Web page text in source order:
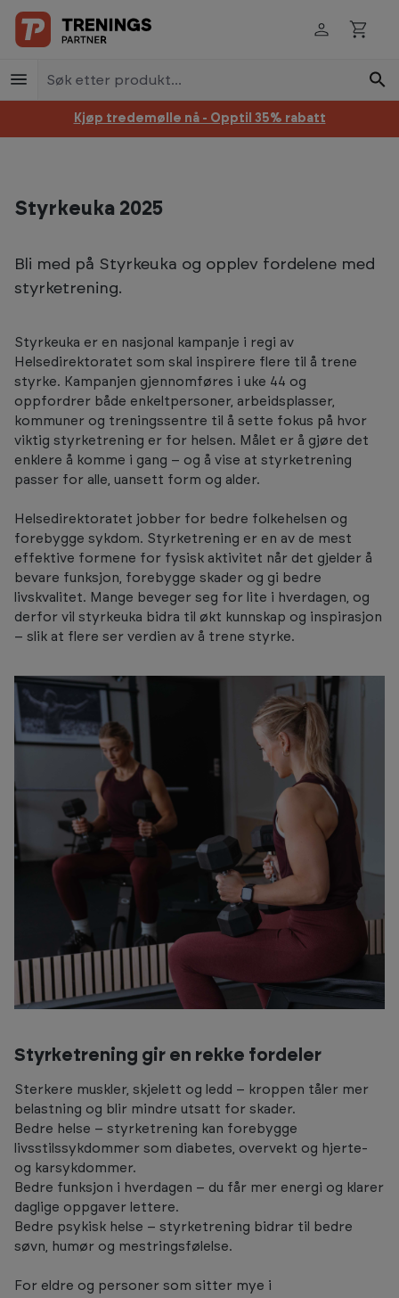
Hopp til innhold
Kjøp tredemølle nå - Opptil 35% rabatt
Styrkeuka 2025
Bli med på Styrkeuka og opplev fordelene med
styrketrening.
Styrkeuka er en nasjonal kampanje i regi av
Helsedirektoratet som skal inspirere flere til å trene
styrke. Kampanjen gjennomføres i uke 44 og
oppfordrer både enkeltpersoner, arbeidsplasser,
kommuner og treningssentre til å sette fokus på hvor
viktig styrketrening er for helsen. Målet er å gjøre det
enklere å komme i gang – og å vise at styrketrening
passer for alle, uansett form og alder.
Helsedirektoratet jobber for bedre folkehelsen og
forebygge sykdom. Styrketrening er en av de mest
effektive formene for fysisk aktivitet når det gjelder å
bevare funksjon, forebygge skader og gi bedre
livskvalitet. Mange beveger seg for lite i hverdagen, og
derfor vil styrkeuka bidra til økt kunnskap og inspirasjon
– slik at flere ser verdien av å trene styrke.
Styrketrening gir en rekke fordeler
Sterkere muskler, skjelett og ledd – kroppen tåler mer
belastning og blir mindre utsatt for skader.
Bedre helse – styrketrening kan forebygge
livsstilssykdommer som diabetes, overvekt og hjerte-
og karsykdommer.
Bedre funksjon i hverdagen – du får mer energi og klarer
daglige oppgaver lettere.
Bedre psykisk helse – styrketrening bidrar til bedre
søvn, humør og mestringsfølelse.
For eldre og personer som sitter mye i